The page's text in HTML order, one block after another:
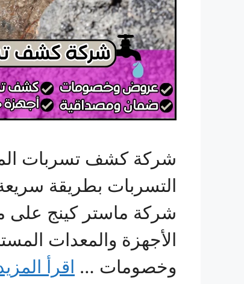
شركة كشف تسربات
التسربات بطريقة
شركة ماستر كينج على
الأجهزة والمعدات
وخصومات … اقرأ